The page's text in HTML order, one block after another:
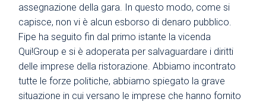
assegnazione della gara. In questo modo, come si
capisce, non vi è alcun esborso di denaro pubblico.
Fipe ha seguito fin dal primo istante la vicenda
Qui!Group e si è adoperata per salvaguardare i diritti
delle imprese della ristorazione. Abbiamo incontrato
tutte le forze politiche, abbiamo spiegato la grave
situazione in cui versano le imprese che hanno fornito